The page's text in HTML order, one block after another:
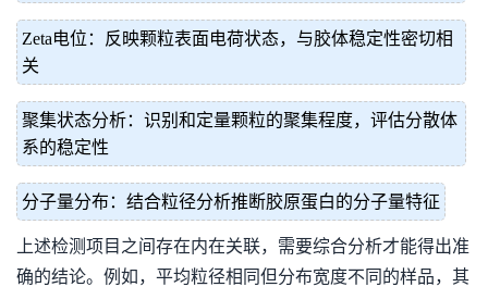
Zeta电位：反映颗粒表面电荷状态，与胶体稳定性密切相
关
聚集状态分析：识别和定量颗粒的聚集程度，评估分散体
系的稳定性
分子量分布：结合粒径分析推断胶原蛋白的分子量特征
上述检测项目之间存在内在关联，需要综合分析才能得出准
确的结论。例如，平均粒径相同但分布宽度不同的样品，其